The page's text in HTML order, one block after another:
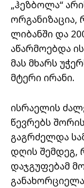
„ჰეზბოლა“
ლიბანში და
აწარმოებდა
მას მხარს
მტერი ირანი.
ისრაელის
წევრებს
გაგრძელდა
დღის შემდეგ,
დაჯგუფებამ